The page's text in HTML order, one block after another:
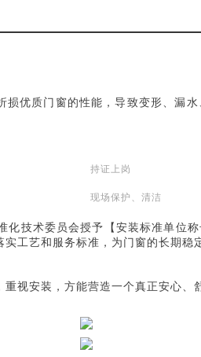
优质门窗的性能，导致变形、漏
持证上岗
现场保护、清洁
技术委员会授予【安装标准单位
工艺和服务标准，为门窗的长期稳
视安装，方能营造一个真正安心、